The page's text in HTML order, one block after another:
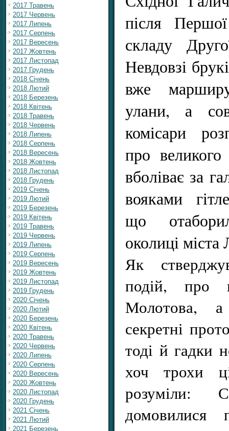
2017 Травень
2017 Червень
2017 Липень
2017 Серпень
2017 Вересень
2017 Жовтень
2017 Листопад
2017 Грудень
2018 Січень
2018 Лютий
2018 Березень
2018 Квітень
2018 Травень
2018 Червень
2018 Липень
2018 Серпень
2018 Вересень
2018 Жовтень
2018 Листопад
2018 Грудень
2019 Січень
2019 Лютий
2019 Березень
2019 Квітень
2019 Травень
2019 Червень
2019 Липень
2019 Серпень
2019 Вересень
2019 Жовтень
2019 Листопад
2019 Грудень
2020 Січень
2020 Лютий
2020 Березень
2020 Квітень
2020 Травень
2020 Червень
2020 Липень
2020 Серпень
2020 Вересень
2020 Жовтень
2020 Листопад
2020 Грудень
2021 Січень
2021 Лютий
2021 Березень
після
складу
Невдовзі
вже
улани, а
комісари
про
вболіває за
вояками
що
околиці
Як
подій, про
Молотова,
секретні
тоді й гадки
хоч трохи
розуміли:
домовилися